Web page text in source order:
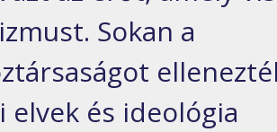
Sokan a
és ideológia